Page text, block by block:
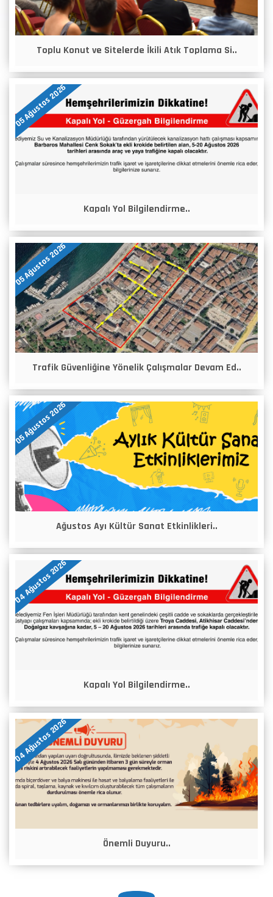
Toplu Konut ve Sitelerde İkili Atık Toplama Si..
05 Ağustos 2026
Kapalı Yol Bilgilendirme..
05 Ağustos 2026
Trafik Güvenliğine Yönelik Çalışmalar Devam Ed..
05 Ağustos 2026
Ağustos Ayı Kültür Sanat Etkinlikleri..
04 Ağustos 2026
Kapalı Yol Bilgilendirme..
04 Ağustos 2026
Önemli Duyuru..